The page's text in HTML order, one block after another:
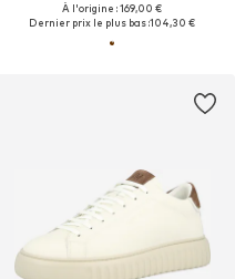
À l'origine : 169,00 €
Dernier prix le plus bas :104,30 €